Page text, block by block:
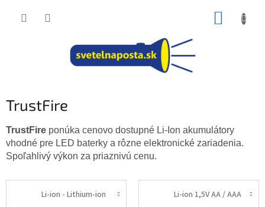
TrustFire
TrustFire ponúka cenovo dostupné Li-Ion akumulátory
vhodné pre LED baterky a rôzne elektronické zariadenia.
Spoľahlivý výkon za priaznivú cenu.
Li-ion - Lithium-ion Li-ion 1,5V AA / AAA